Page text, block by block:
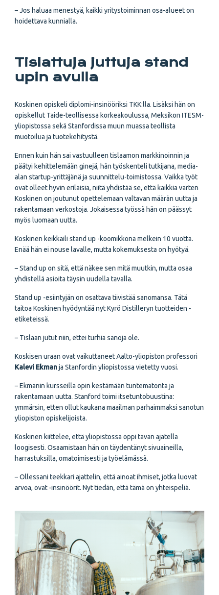
– Jos haluaa menestyä, kaikki yritystoiminnan osa-alueet on
hoidettava kunnialla.
Tislattuja juttuja stand
upin avulla
Koskinen opiskeli diplomi-insinööriksi TKK:lla. Lisäksi hän on
opiskellut Taide-teollisessa korkeakoulussa, Meksikon ITESM-
yliopistossa sekä Stanfordissa muun muassa teollista
muotoilua ja tuotekehitystä.
Ennen kuin hän sai vastuulleen tislaamon markkinoinnin ja
päätyi kehittelemään ginejä, hän työskenteli tutkijana, media-
alan startup-yrittäjänä ja suunnittelu-toimistossa. Vaikka työt
ovat olleet hyvin erilaisia, niitä yhdistää se, että kaikkia varten
Koskinen on joutunut opettelemaan valtavan määrän uutta ja
rakentamaan verkostoja. Jokaisessa työssä hän on päässyt
myös luomaan uutta.
Koskinen keikkaili stand up -koomikkona melkein 10 vuotta.
Enää hän ei nouse lavalle, mutta kokemuksesta on hyötyä.
– Stand up on sitä, että näkee sen mitä muutkin, mutta osaa
yhdistellä asioita täysin uudella tavalla.
Stand up -esiintyjän on osattava tiivistää sanomansa. Tätä
taitoa Koskinen hyödyntää nyt Kyrö Distilleryn tuotteiden -
etiketeissä.
– Tislaan jutut niin, ettei turhia sanoja ole.
Koskisen uraan ovat vaikuttaneet Aalto-yliopiston professori
Kalevi Ekmanja Stanfordin yliopistossa vietetty vuosi.
– Ekmanin kursseilla opin kestämään tuntematonta ja
rakentamaan uutta. Stanford toimi itsetuntobuustina:
ymmärsin, etten ollut kaukana maailman parhaimmaksi sanotun
yliopiston opiskelijoista.
Koskinen kiittelee, että yliopistossa oppi tavan ajatella
loogisesti. Osaamistaan hän on täydentänyt sivuaineilla,
harrastuksilla, omatoimisesti ja työelämässä.
– Ollessani teekkari ajattelin, että ainoat ihmiset, jotka luovat
arvoa, ovat -insinöörit. Nyt tiedän, että tämä on yhteispeliä.